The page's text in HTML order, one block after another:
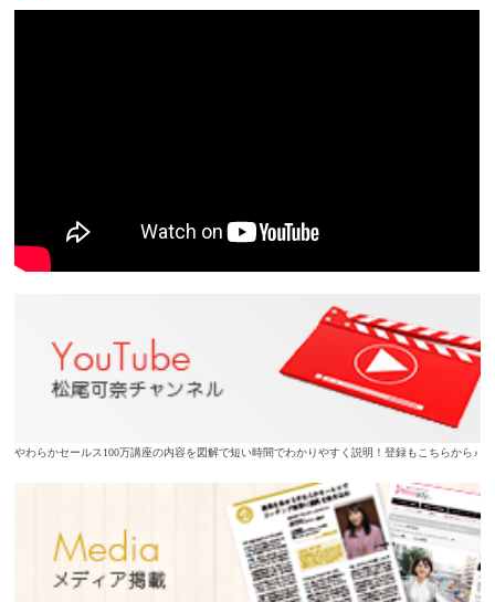
やわらかセールス100万講座の内容を図解で短い時間でわかりやすく説明！登録もこちらから♪